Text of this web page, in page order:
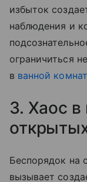
избыток
наблюдения и
ограничиться
в ванной
3. Хаос
Беспорядок на
вызывает